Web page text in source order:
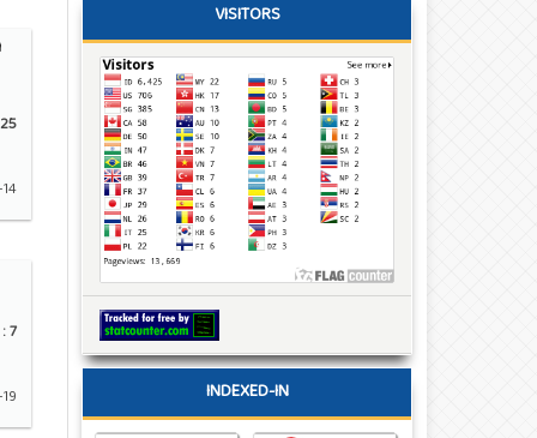
7
VISITORS
INDEXED-IN